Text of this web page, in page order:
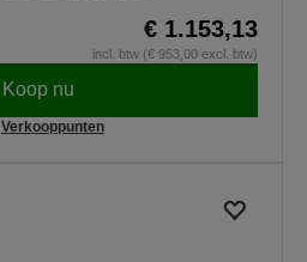
€ 1.153,13
incl. btw (€ 953,00 excl. btw)
Koop nu
Verkooppunten